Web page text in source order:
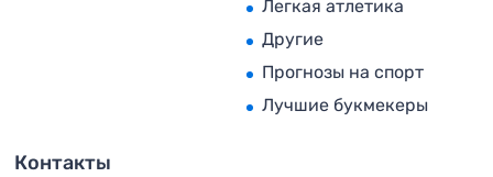
Легкая атлетика
Другие
Прогнозы на спорт
Лучшие букмекеры
Контакты